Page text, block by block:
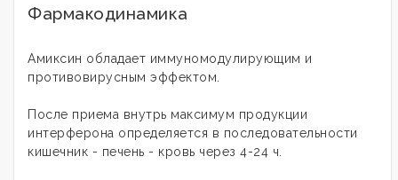
Фармакодинамика
Амиксин обладает иммуномодулирующим и
противовирусным эффектом.
После приема внутрь максимум продукции
интерферона определяется в последовательности
кишечник - печень - кровь через 4-24 ч.